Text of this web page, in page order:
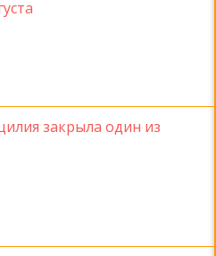
закрыла один из